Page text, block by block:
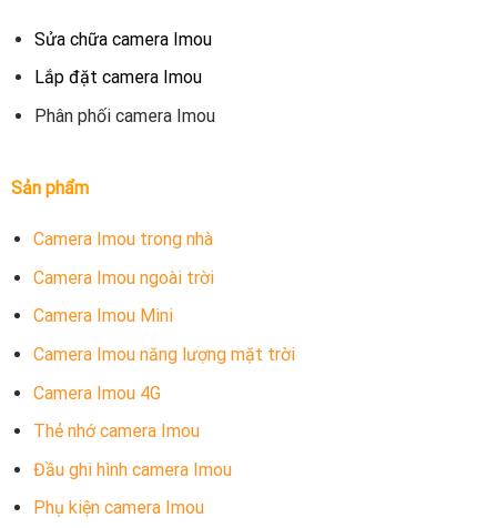
Sửa chữa camera Imou
Lắp đặt camera Imou
Phân phối camera Imou
Sản phẩm
Camera Imou trong nhà
Camera Imou ngoài trời
Camera Imou Mini
Camera Imou năng lượng mặt trời
Camera Imou 4G
Thẻ nhớ camera Imou
Đầu ghi hình camera Imou
Phụ kiện camera Imou